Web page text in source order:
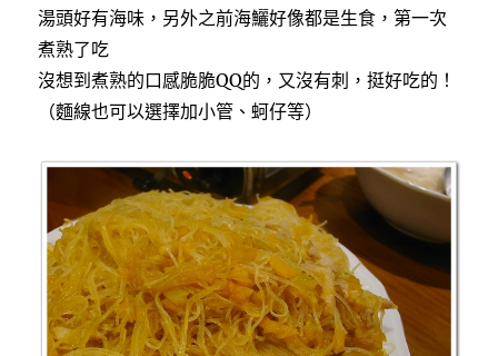
湯頭好有海味，另外之前海鱺好像都是生食，第一次
煮熟了吃
沒想到煮熟的口感脆脆QQ的，又沒有刺，挺好吃的！
（麵線也可以選擇加小管、蚵仔等）